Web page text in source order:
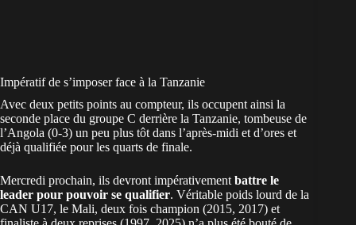
Impératif de s’imposer face à la Tanzanie
Avec deux petits points au compteur, ils occupent ainsi la
seconde place du groupe C derrière la Tanzanie, tombeuse de
l’Angola (0-3) un peu plus tôt dans l’après-midi et d’ores et
déjà qualifiée pour les quarts de finale.
Mercredi prochain, ils devront impérativement battre le
leader pour pouvoir se qualifier. Véritable poids lourd de la
CAN U17, le Mali, deux fois champion (2015, 2017) et